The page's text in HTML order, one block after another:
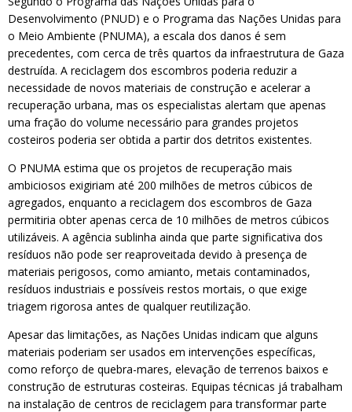
Desenvolvimento (PNUD) e o Programa das Nações Unidas para
o Meio Ambiente (PNUMA), a escala dos danos é sem
precedentes, com cerca de três quartos da infraestrutura de Gaza
destruída. A reciclagem dos escombros poderia reduzir a
necessidade de novos materiais de construção e acelerar a
recuperação urbana, mas os especialistas alertam que apenas
uma fração do volume necessário para grandes projetos
costeiros poderia ser obtida a partir dos detritos existentes.
O PNUMA estima que os projetos de recuperação mais
ambiciosos exigiriam até 200 milhões de metros cúbicos de
agregados, enquanto a reciclagem dos escombros de Gaza
permitiria obter apenas cerca de 10 milhões de metros cúbicos
utilizáveis. A agência sublinha ainda que parte significativa dos
resíduos não pode ser reaproveitada devido à presença de
materiais perigosos, como amianto, metais contaminados,
resíduos industriais e possíveis restos mortais, o que exige
triagem rigorosa antes de qualquer reutilização.
Apesar das limitações, as Nações Unidas indicam que alguns
materiais poderiam ser usados em intervenções específicas,
como reforço de quebra-mares, elevação de terrenos baixos e
construção de estruturas costeiras. Equipas técnicas já trabalham
na instalação de centros de reciclagem para transformar parte